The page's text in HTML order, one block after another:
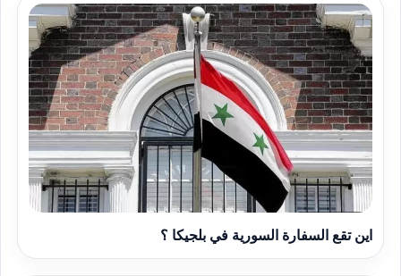
اين تقع السفارة السورية في بلجيكا ؟